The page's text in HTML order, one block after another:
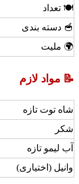
🍽️ تعداد
🥣 دسته بندی
🌍 ملیت
📝 مواد لازم
شاه توت تازه
شکر
آب لیمو تازه
وانیل (اختیاری)